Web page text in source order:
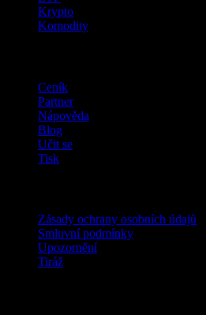
Krypto
Komodity
Ceník
Partner
Nápověda
Blog
Učit se
Tisk
Zásady ochrany osobních údajů
Smluvní podmínky
Upozornění
Tiráž